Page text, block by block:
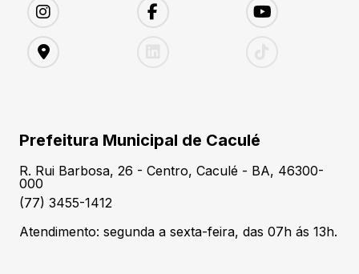
Prefeitura Municipal de Caculé
R. Rui Barbosa, 26 - Centro, Caculé - BA, 46300-
000
(77) 3455-1412
Atendimento: segunda a sexta-feira, das 07h ás 13h.